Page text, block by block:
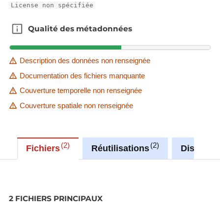
License non spécifiée
Qualité des métadonnées
Qualité des métadonnées
Description des données non renseignée
Documentation des fichiers manquante
Couverture temporelle non renseignée
Couverture spatiale non renseignée
Fichiers 2 Réutilisations 2
2 FICHIERS PRINCIPAUX